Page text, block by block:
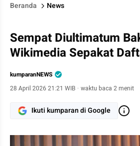
Beranda News
Sempat Diultimatum
Wikimedia Sepakat
kumparanNEWS
28 April 2026 21:21 WIB · waktu baca 2 menit
Ikuti kumparan di Google